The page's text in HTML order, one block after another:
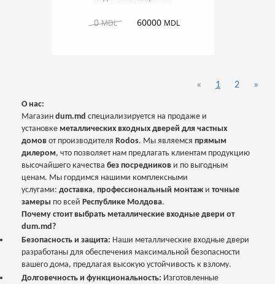
0MDL 60000 MDL
« 1 2 »
О нас:
Магазин dum.md специализируется на продаже и
установке металлических входных дверей для частных
домов от производителя Rodos. Мы являемся прямым
дилером, что позволяет нам предлагать клиентам продукцию
высочайшего качества без посредников и по выгодным
ценам. Мы гордимся нашими комплексными
услугами: доставка, профессиональный монтаж и точные
замеры по всей Республике Молдова.
Почему стоит выбрать металлические входные двери от
dum.md?
Безопасность и защита: Наши металлические входные двери
разработаны для обеспечения максимальной безопасности
вашего дома, предлагая высокую устойчивость к взлому.
Долговечность и функциональность: Изготовленные